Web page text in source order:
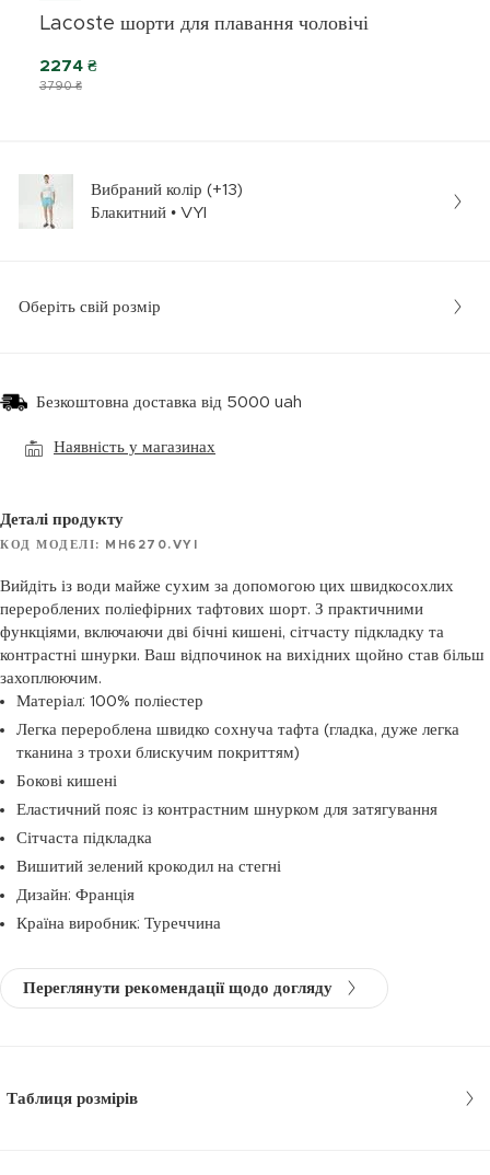
Lacoste шорти для плавання чоловічі
3790 ₴
2274 ₴
Вибраний колір (+13)
Блакитний • VYI
Оберіть свій розмір
Безкоштовна доставка від 5000 uah
Наявність у магазинах
Деталі продукту
КОД МОДЕЛІ: MH6270.VYI
Вийдіть із води майже сухим за допомогою цих швидкосохлих
перероблених поліефірних тафтових шорт. З практичними
функціями, включаючи дві бічні кишені, сітчасту підкладку та
контрастні шнурки. Ваш відпочинок на вихідних щойно став більш
захоплюючим.
Матеріал: 100% поліестер
Легка перероблена швидко сохнуча тафта (гладка, дуже легка
тканина з трохи блискучим покриттям)
Бокові кишені
Еластичний пояс із контрастним шнурком для затягування
Сітчаста підкладка
Вишитий зелений крокодил на стегні
Дизайн: Франція
Країна виробник: Туреччина
Переглянути рекомендації щодо догляду
Таблиця розмірів